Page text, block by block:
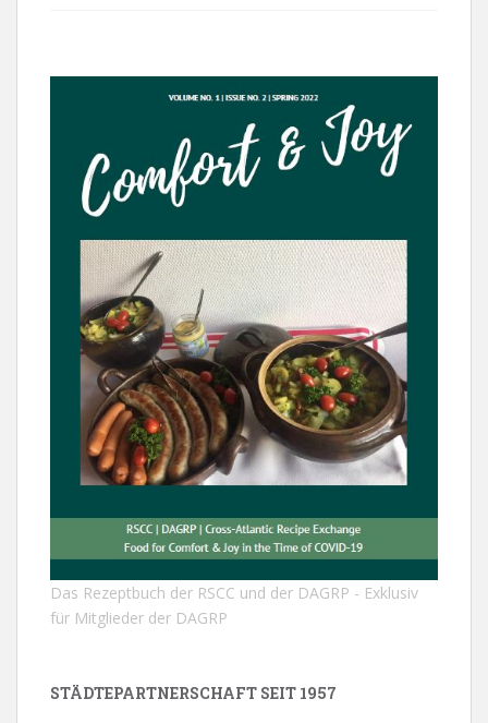
Das Rezeptbuch der RSCC und der DAGRP - Exklusiv
für Mitglieder der DAGRP
STÄDTEPARTNERSCHAFT SEIT 1957